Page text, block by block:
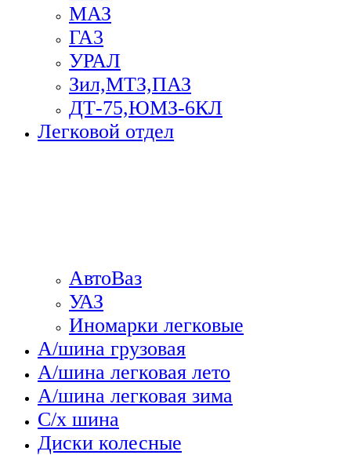
МАЗ
ГА3
УРАЛ
Зил,МТЗ,ПАЗ
ДТ-75,ЮМЗ-6КЛ
Легковой отдел
АвтоВаз
УАЗ
Иномарки легковые
А/шина грузовая
А/шина легковая лето
А/шина легковая зима
С/х шина
Диски колесные